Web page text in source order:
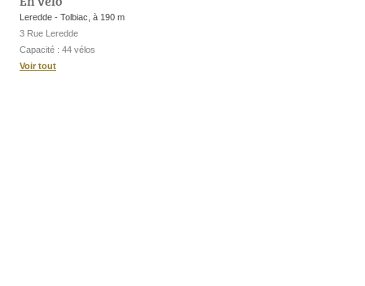
Leredde - Tolbiac, à 190 m
3 Rue Leredde
Capacité : 44 vélos
Voir tout